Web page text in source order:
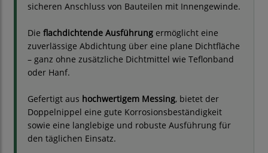
sicheren Anschluss von Bauteilen mit Innengewinde.
Die flachdichtende Ausführung ermöglicht eine
zuverlässige Abdichtung über eine plane Dichtfläche
– ganz ohne zusätzliche Dichtmittel wie Teflonband
oder Hanf.
Gefertigt aus hochwertigem Messing, bietet der
Doppelnippel eine gute Korrosionsbeständigkeit
sowie eine langlebige und robuste Ausführung für
den täglichen Einsatz.